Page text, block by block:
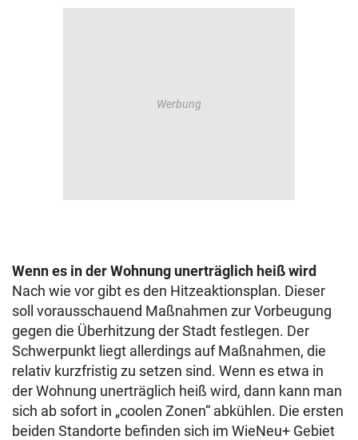
Wenn es in der Wohnung unerträglich heiß wird
Nach wie vor gibt es den Hitzeaktionsplan. Dieser
soll vorausschauend Maßnahmen zur Vorbeugung
gegen die Überhitzung der Stadt festlegen. Der
Schwerpunkt liegt allerdings auf Maßnahmen, die
relativ kurzfristig zu setzen sind. Wenn es etwa in
der Wohnung unerträglich heiß wird, dann kann man
sich ab sofort in „coolen Zonen“ abkühlen. Die ersten
beiden Standorte befinden sich im WieNeu+ Gebiet